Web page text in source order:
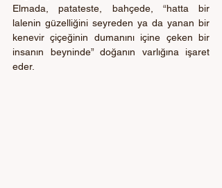
Elmada, patateste, bahçede, “hatta bir
lalenin güzelliğini seyreden ya da yanan bir
kenevir çiçeğinin dumanını içine çeken bir
insanın beyninde” doğanın varlığına işaret
eder.